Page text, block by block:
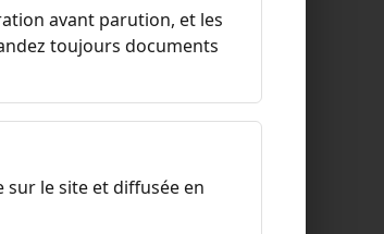
avant parution, et les
toujours documents
sur le site et diffusée en